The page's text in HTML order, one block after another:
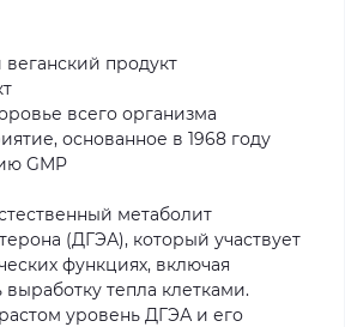
продукт
всего организма
основанное в 1968 году
GMP
метаболит
(ДГЭА), который участвует
функциях, включая
выработку тепла клетками.
уровень ДГЭА и его